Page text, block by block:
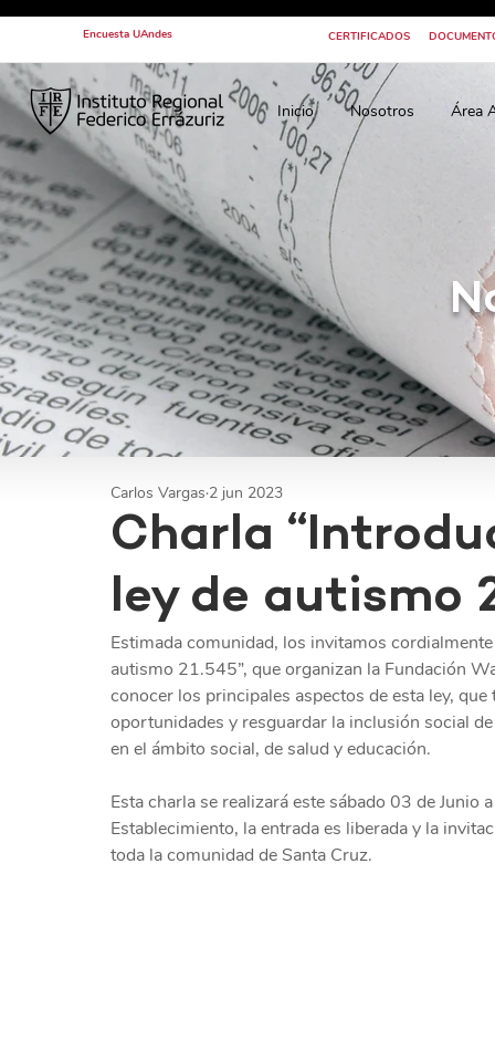
Encuesta UAndes CERTIFICADOS
Inicio Nosotros Área
Charla
ley de autismo
Carlos Vargas 2 jun 2023
Estimada comunidad, los invitamos
autismo 21.545”, que organizan la Fundación
conocer los principales aspectos de esta ley,
oportunidades y resguardar la inclusión social
en el ámbito social, de salud y educación.
Esta charla se realizará este sábado 03 de
Establecimiento, la entrada es liberada y la
toda la comunidad de Santa Cruz.